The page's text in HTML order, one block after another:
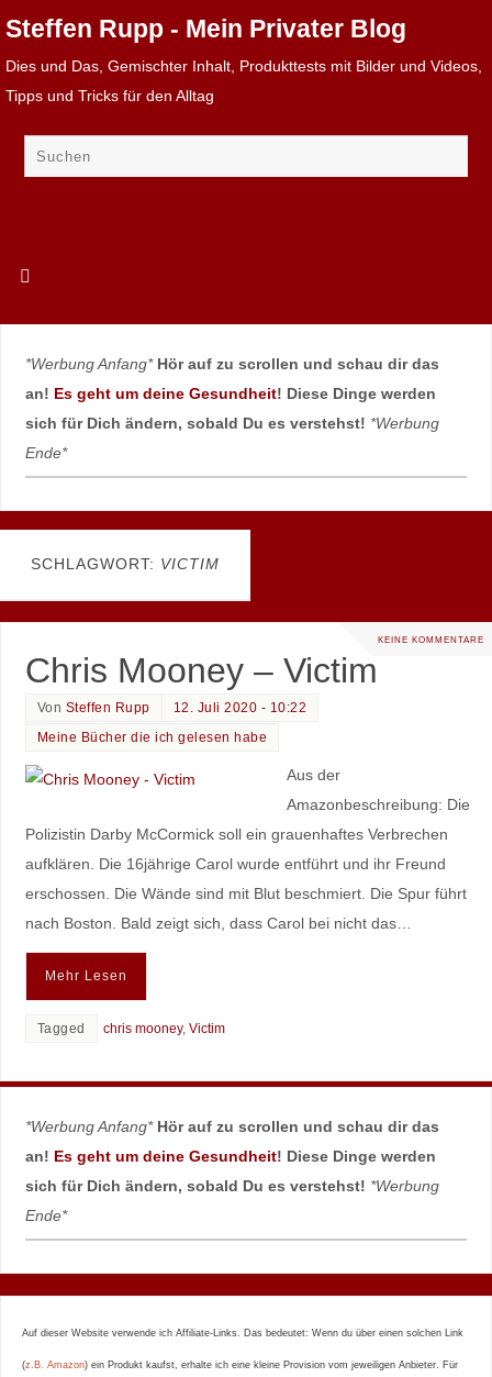
Steffen Rupp - Mein Privater Blog
Dies und Das, Gemischter Inhalt, Produkttests mit Bilder und Videos,
Tipps und Tricks für den Alltag
*Werbung Anfang* Hör auf zu scrollen und schau dir das
an! Es geht um deine Gesundheit! Diese Dinge werden
sich für Dich ändern, sobald Du es verstehst! *Werbung
Ende*
SCHLAGWORT: VICTIM
KEINE KOMMENTARE
Chris Mooney – Victim
Von Steffen Rupp
12. Juli 2020 - 10:22
Meine Bücher die ich gelesen habe
Aus der
Amazonbeschreibung: Die
Polizistin Darby McCormick soll ein grauenhaftes Verbrechen
aufklären. Die 16jährige Carol wurde entführt und ihr Freund
erschossen. Die Wände sind mit Blut beschmiert. Die Spur führt
nach Boston. Bald zeigt sich, dass Carol bei nicht das…
Mehr Lesen
Tagged chris mooney, Victim
*Werbung Anfang* Hör auf zu scrollen und schau dir das
an! Es geht um deine Gesundheit! Diese Dinge werden
sich für Dich ändern, sobald Du es verstehst! *Werbung
Ende*
Auf dieser Website verwende ich Affiliate-Links. Das bedeutet: Wenn du über einen solchen Link
(z.B. Amazon) ein Produkt kaufst, erhalte ich eine kleine Provision vom jeweiligen Anbieter. Für